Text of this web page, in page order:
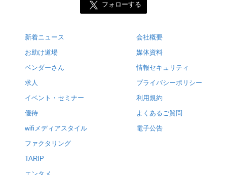
フォローする
新着ニュース
お助け道場
ベンダーさん
求人
イベント・セミナー
優待
wifiメディアスタイル
ファクタリング
TARIP
会社概要
媒体資料
情報セキュリティ
プライバシーポリシー
利用規約
よくあるご質問
電子公告